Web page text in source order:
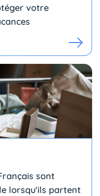
votre
sont
lorsqu'ils partent